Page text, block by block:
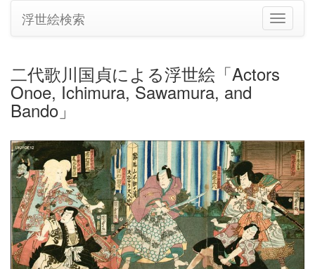
ナ
ビ
シ
り
替
え
浮世絵検索
二代歌川国貞による浮世絵「Actors
Onoe, Ichimura, Sawamura, and
Bando」